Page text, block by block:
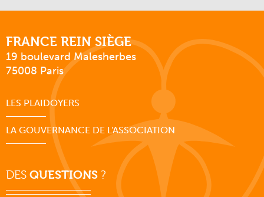
FRANCE REIN SIÈGE
19 boulevard Malesherbes
75008 Paris
LES PLAIDOYERS
LA GOUVERNANCE DE L'ASSOCIATION
DES QUESTIONS ?